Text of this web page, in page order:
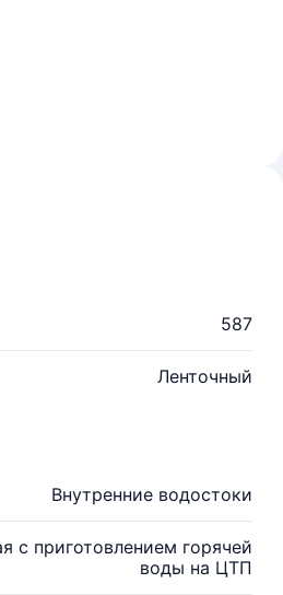
587
Ленточный
Внутренние водостоки
с приготовлением горячей
воды на ЦТП